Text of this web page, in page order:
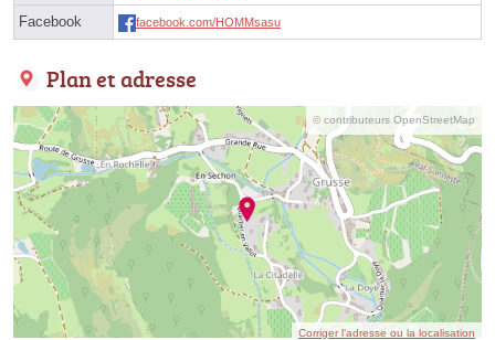
Facebook facebook.com/HOMMsasu
Plan et adresse
© contributeurs OpenStreetMap
Corriger l’adresse ou la localisation